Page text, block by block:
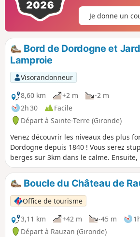
Je donne un
Bord de Dordogne et
Lamproie
Visorandonneur
8,60 km
+2 m
-2 m
2h 30
Facile
Départ à Sainte-Terre (Gironde)
Venez découvrir les niveaux des plus
Dordogne depuis 1840 ! Vous serez
berges sur 3km dans le calme.
les vignes et d'agréables petits
plat, sur de petites routes très peu
en cas de fortes marées, zones
Boucle du Château de
Office de tourisme
3,11 km
+42 m -45 m
Départ à Rauzan (Gironde)